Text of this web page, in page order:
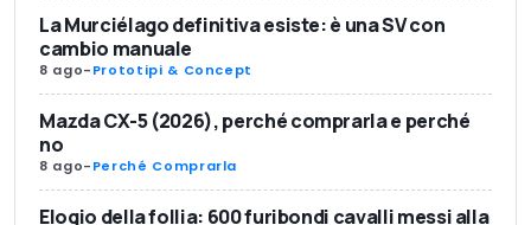
La Murciélago definitiva esiste: è una SV con
cambio manuale
8 ago-Prototipi & Concept
Mazda CX-5 (2026), perché comprarla e perché
no
8 ago-Perché Comprarla
Elogio della follia: 600 furibondi cavalli messi alla